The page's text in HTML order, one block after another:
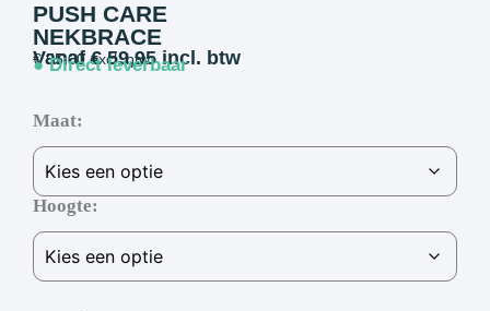
PUSH CARE
NEKBRACE
Vanaf€59,95incl. btw
€55,00excl. btw
● Direct leverbaar
Maat
Hoogte